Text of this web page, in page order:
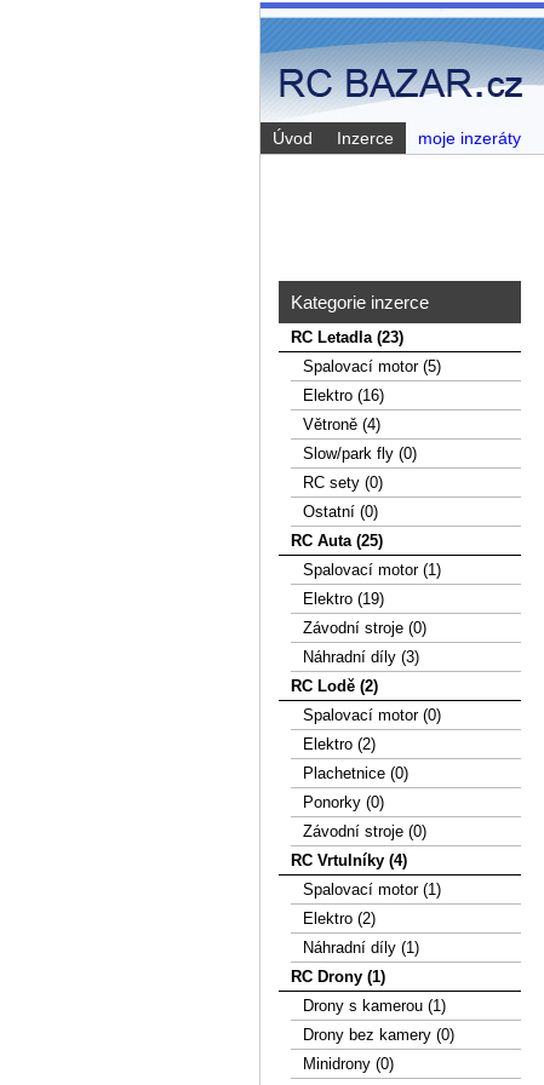
Kategorie inzerce
RC Letadla (23)
Spalovací­ motor (5)
Elektro (16)
Větroně (4)
Slow/park fly (0)
RC sety (0)
Ostatní (0)
RC Auta (25)
Spalovací motor (1)
Elektro (19)
Závodní stroje (0)
Náhradní díly (3)
RC Lodě (2)
Spalovací motor (0)
Elektro (2)
Plachetnice (0)
Ponorky (0)
Závodní stroje (0)
RC Vrtulníky (4)
Spalovací motor (1)
Elektro (2)
Náhradní díly (1)
RC Drony (1)
Drony s kamerou (1)
Drony bez kamery (0)
Minidrony (0)
Úvod Inzerce moje inzeráty